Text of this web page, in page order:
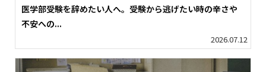
医学部受験を辞めたい人へ。受験から逃げたい時の辛さや
不安への...
2026.07.12